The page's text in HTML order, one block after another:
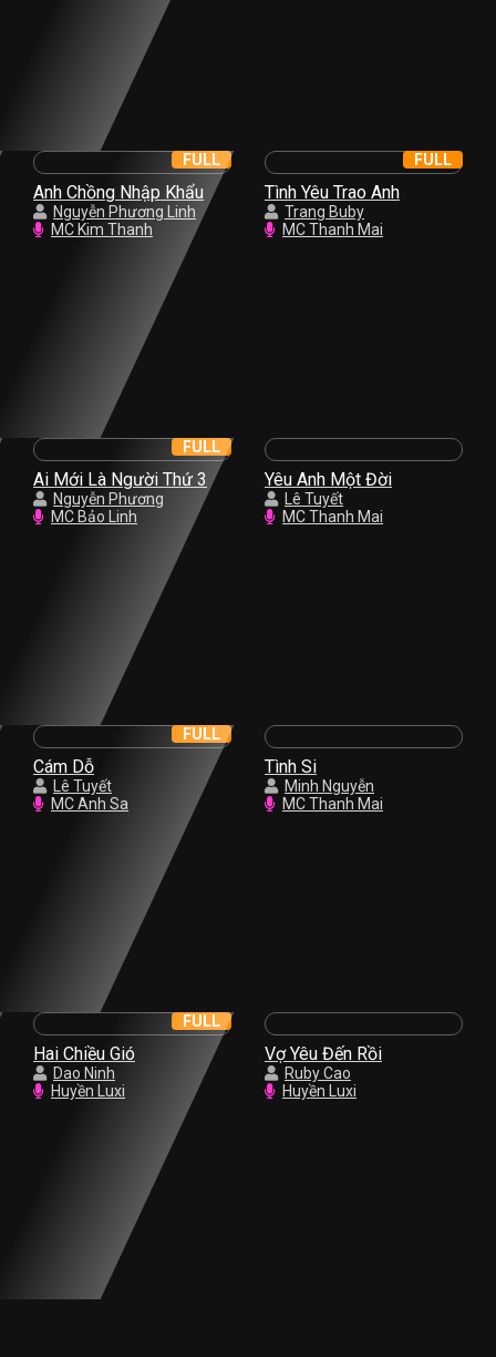
Anh Chồng Nhập Khẩu
Nguyễn Phương Linh
MC Kim Thanh
FULL
Tình Yêu Trao Anh
Trang Buby
MC Thanh Mai
FULL
Ai Mới Là Người Thứ 3
Nguyễn Phương
MC Bảo Linh
FULL
Yêu Anh Một Đời
Lê Tuyết
MC Thanh Mai
Cám Dỗ
Lê Tuyết
MC Anh Sa
FULL
Tình Si
Minh Nguyễn
MC Thanh Mai
Hai Chiều Gió
Dao Ninh
Huyền Luxi
FULL
Vợ Yêu Đến Rồi
Ruby Cao
Huyền Luxi